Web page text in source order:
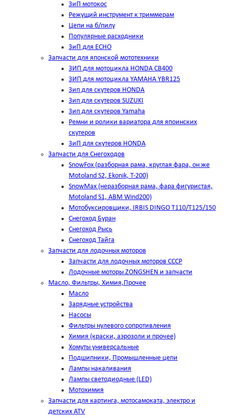
ЗиП мотокос
Режущий инструмент к триммерам
Цепи на б/пилу
Популярные расходники
ЗиП для ЕСНО
Запчасти для японской мототехники
ЗИП для мотоцикла HONDA CB400
ЗИП для мотоцикла YAMAHA YBR125
Зип для скутеров HONDA
Зип для скутеров SUZUKI
Зип для скутеров Yamaha
Ремни и ролики вариатора для япоинских
скутеров
ЗиП для скутеров HONDA
Запчасти для Снегоходов
SnowFox (разборная рама, круглая фара, он же
Motoland S2, Ekonik, T-200)
SnowMax (неразборная рама, фара фигуристая,
Motoland S1, ABM Wind200)
Мотобуксировщики, IRBIS DINGO Т110/Т125/150
Снегоход Буран
Снегоход Рысь
Снегоход Тайга
Запчасти для лодочных моторов
Запчасти для лодочных моторов СССР
Лодочные моторы ZONGSHEN и запчасти
Масло, Фильтры, Химия,Прочее
Масло
Зарядные устройства
Насосы
Фильтры нулевого сопротивления
Химия (краски, аэрозоли и прочее)
Хомуты универсальные
Подшипники, Промышленные цепи
Лампы накаливания
Лампы светодиодные (LED)
Мотохимия
Запчасти для картинга, мотосамоката, электро и
детских ATV